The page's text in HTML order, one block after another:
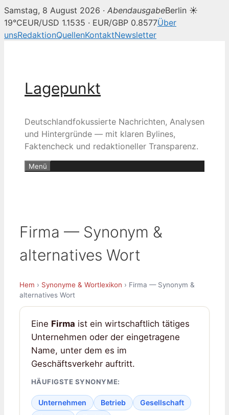
Samstag, 8 August 2026 · AbendausgabeBerlin ☀
19°CEUR/USD 1.1535 · EUR/GBP 0.8577Über
unsRedaktionQuellenKontaktNewsletter
Lagepunkt
Deutschlandfokussierte Nachrichten, Analysen
und Hintergründe — mit klaren Bylines,
Faktencheck und redaktioneller Transparenz.
Menü
Firma — Synonym &
alternatives Wort
Hem › Synonyme & Wortlexikon › Firma — Synonym &
alternatives Wort
Eine Firma ist ein wirtschaftlich tätiges
Unternehmen oder der eingetragene
Name, unter dem es im
Geschäftsverkehr auftritt.
HÄUFIGSTE SYNONYME:
Unternehmen Betrieb
Gesellschaft